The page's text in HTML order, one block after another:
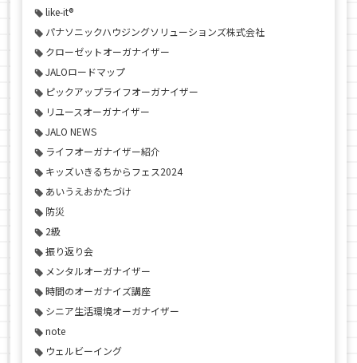
like-it®
パナソニックハウジングソリューションズ株式会社
クローゼットオーガナイザー
JALOロードマップ
ピックアップライフオーガナイザー
リユースオーガナイザー
JALO NEWS
ライフオーガナイザー紹介
キッズいきるちからフェス2024
あいうえおかたづけ
防災
2級
振り返り会
メンタルオーガナイザー
時間のオーガナイズ講座
シニア生活環境オーガナイザー
note
ウェルビーイング